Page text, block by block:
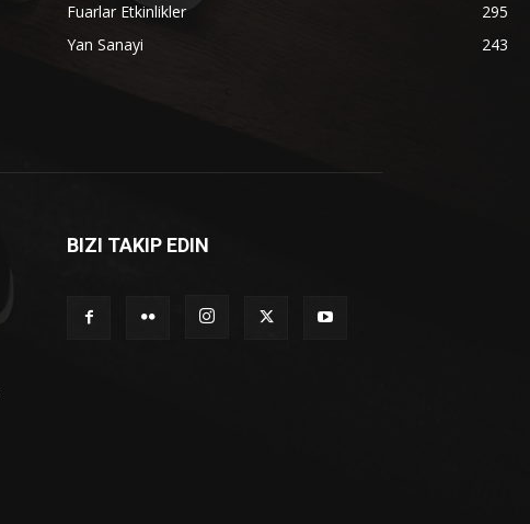
Fuarlar Etkinlikler
295
Yan Sanayi
243
BIZI TAKIP EDIN